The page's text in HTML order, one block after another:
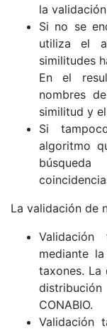
la
Si no se
utiliza el
similitudes
En el
nombres
similitud y
Si
algoritmo
La validación de
mediante
taxones. La
CONABIO.
Validación